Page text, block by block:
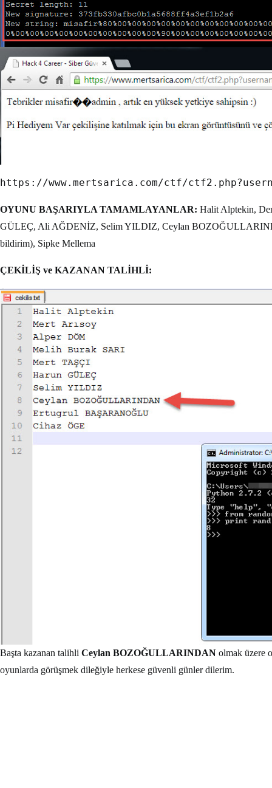
OYUNU BAŞARIYLA TAMAMLAYANLAR: Halit Alptekin,
GÜLEÇ, Ali AĞDENİZ, Selim YILDIZ, Ceylan
bildirim), Sipke Mellema
ÇEKİLİŞ ve KAZANAN TALİHLİ:
Başta kazanan talihli Ceylan BOZOĞULLARINDAN olmak üzere
oyunlarda görüşmek dileğiyle herkese güvenli günler dilerim.